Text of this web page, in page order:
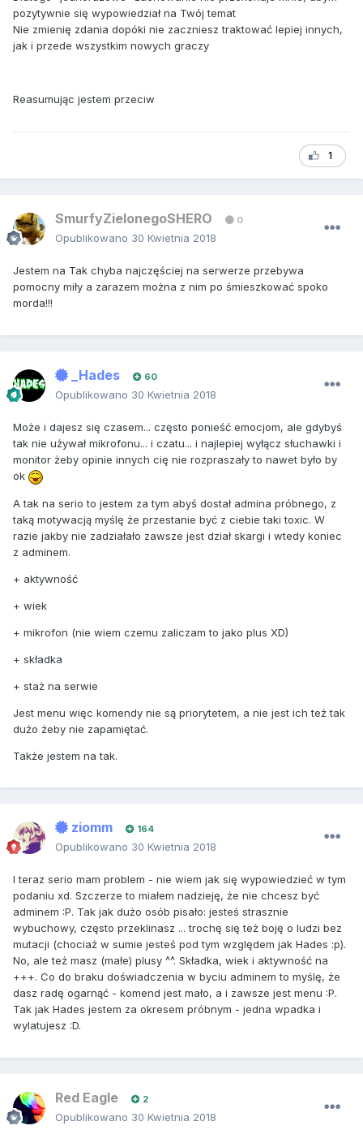
pozytywnie się wypowiedział na Twój temat
Nie zmienię zdania dopóki nie zaczniesz traktować lepiej innych,
jak i przede wszystkim nowych graczy
Reasumując jestem przeciw
1
SmurfyZielonegoSHERO 0
Opublikowano 30 Kwietnia 2018
Jestem na Tak chyba najczęściej na serwerze przebywa
pomocny miły a zarazem można z nim po śmieszkować spoko
morda!!!
_Hades 60
Opublikowano 30 Kwietnia 2018
Może i dajesz się czasem... często ponieść emocjom, ale gdybyś
tak nie używał mikrofonu... i czatu... i najlepiej wyłącz słuchawki i
monitor żeby opinie innych cię nie rozpraszały to nawet było by
ok
A tak na serio to jestem za tym abyś dostał admina próbnego, z
taką motywacją myślę że przestanie być z ciebie taki toxic. W
razie jakby nie zadziałało zawsze jest dział skargi i wtedy koniec
z adminem.
+ aktywność
+ wiek
+ mikrofon (nie wiem czemu zaliczam to jako plus XD)
+ składka
+ staż na serwie
Jest menu więc komendy nie są priorytetem, a nie jest ich też tak
dużo żeby nie zapamiętać.
Także jestem na tak.
ziomm 164
Opublikowano 30 Kwietnia 2018
I teraz serio mam problem - nie wiem jak się wypowiedzieć w tym
podaniu xd. Szczerze to miałem nadzieję, że nie chcesz być
adminem :P. Tak jak dużo osób pisało: jesteś strasznie
wybuchowy, często przeklinasz ... trochę się też boję o ludzi bez
mutacji (chociaż w sumie jesteś pod tym względem jak Hades :p).
No, ale też masz (małe) plusy ^^. Składka, wiek i aktywność na
+++. Co do braku doświadczenia w byciu adminem to myślę, że
dasz radę ogarnąć - komend jest mało, a i zawsze jest menu :P.
Tak jak Hades jestem za okresem próbnym - jedna wpadka i
wylatujesz :D.
Red Eagle 2
Opublikowano 30 Kwietnia 2018